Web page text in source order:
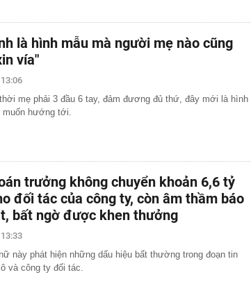
là hình mẫu mà người mẹ nào cũng
vía"
mẹ phải 3 đầu 6 tay, đảm đương đủ thứ, đây mới là hình
muốn hướng tới.
trưởng không chuyển khoản 6,6 tỷ
đối tác của công ty, còn âm thầm báo
bất ngờ được khen thưởng
này phát hiện những dấu hiệu bất thường trong đoạn tin
và công ty đối tác.